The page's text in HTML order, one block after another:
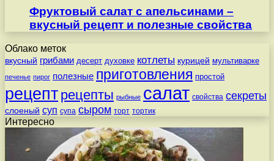
Фруктовый салат с апельсинами –
вкусный рецепт и полезные свойства
Облако меток
вкусный грибами десерт духовке котлеты курицей мультиварке
печенье пирог полезные приготовления простой
рецепт рецепты рыбные салат свойства секреты
слоеный суп супа сыром торт тортик
Интересно